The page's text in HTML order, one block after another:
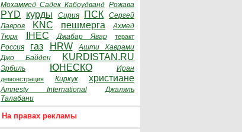
Мохаммед Садек Кабоудванд Рожава
PYD курды Сирия ПСК
Сергей
Лавров
KNC пешмерга
Ахмед
Тюрк
IHEC Джабар Явар теракт
Россия газ HRW
Ашти Хаврами
Джо Байден
KURDISTAN.RU
Эрбиль ЮНЕСКО Иран
демонстрация Киркук христиане
Amnesty International
Джаляль
Талабани
На правах рекламы